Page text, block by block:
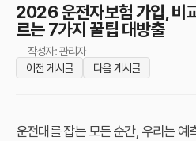
2026 운전자보험 가입, 비
르는 7가지 꿀팁 대방출
작성자: 관리자
이전 게시글
다음 게시글
운전대를 잡는 모든 순간, 우리는 예